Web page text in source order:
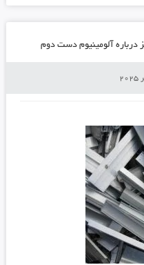
درباره آلومینیوم دست دوم